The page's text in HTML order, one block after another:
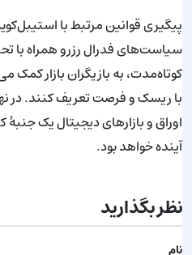
پیگیری قوانین مرتبط با
سیاست‌های فدرال رزرو همراه با
کوتاه‌مدت، به بازیگران بازار
با ریسک و فرصت تعریف کنند. در
اوراق و بازارهای دیجیتال یک
آینده خواهد بود.
نظر بگذارید
نام